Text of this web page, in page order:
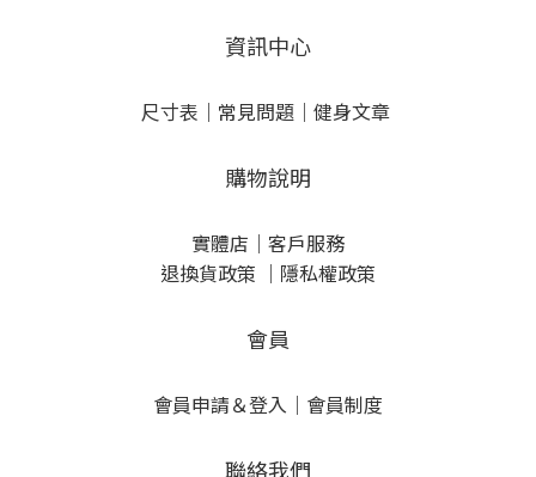
資訊中心
尺寸表 ｜ 常見問題 ｜ 健身文章
購物說明
實體店 ｜ 客戶服務
退換貨政策 ｜ 隱私權政策
會員
會員申請＆登入 ｜ 會員制度
聯絡我們